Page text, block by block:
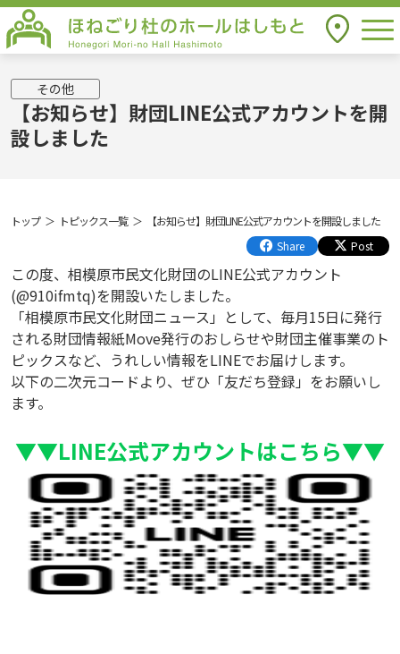
ほねごり杜のホールはしもと Honegori
Mori-no Hall Hashimoto
アクセス
その他
【お知らせ】財団LINE公式アカウントを開
設しました
トップ トピックス一覧
【お知らせ】財団LINE公式アカウントを開設しました
Share
Post
この度、相模原市民文化財団のLINE公式アカウント
(@910ifmtq)を開設いたしました。
「相模原市民文化財団ニュース」として、毎月15日に発行
される財団情報紙Move発行のおしらせや財団主催事業のト
ピックスなど、うれしい情報をLINEでお届けします。
以下の二次元コードより、ぜひ「友だち登録」をお願いし
ます。
▼▼LINE公式アカウントはこちら▼▼